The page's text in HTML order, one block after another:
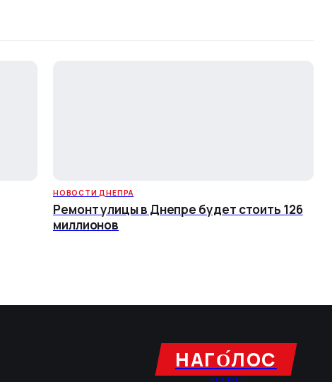
НОВОСТИ ДНЕПРА
Ремонт улицы в Днепре будет стоить 126
миллионов
НАГО́ЛОC